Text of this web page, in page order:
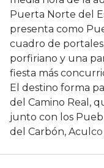
Puerta Norte del
presenta como
cuadro de
porfiriano y una
fiesta más
El destino forma
del Camino Real,
junto con los
del Carbón, Aculco